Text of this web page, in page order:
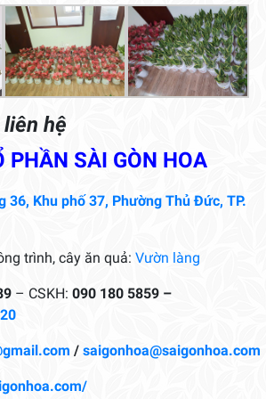
hệ
PHẦN SÀI GÒN HOA
36, Khu phố 37, Phường Thủ Đức, TP.
trình, cây ăn quả: Vườn làng
– CSKH: 090 180 5859 –
/ saigonhoa@saigonhoa.com